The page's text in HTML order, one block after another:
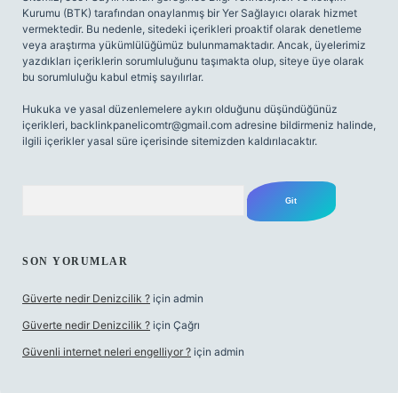
Kurumu (BTK) tarafından onaylanmış bir Yer Sağlayıcı olarak hizmet
vermektedir. Bu nedenle, sitedeki içerikleri proaktif olarak denetleme
veya araştırma yükümlülüğümüz bulunmamaktadır. Ancak, üyelerimiz
yazdıkları içeriklerin sorumluluğunu taşımakta olup, siteye üye olarak
bu sorumluluğu kabul etmiş sayılırlar.
Hukuka ve yasal düzenlemelere aykırı olduğunu düşündüğünüz
içerikleri, backlinkpanelicomtr@gmail.com adresine bildirmeniz halinde,
ilgili içerikler yasal süre içerisinde sitemizden kaldırılacaktır.
SON YORUMLAR
Güverte nedir Denizcilik ? için admin
Güverte nedir Denizcilik ? için Çağrı
Güvenli internet neleri engelliyor ? için admin